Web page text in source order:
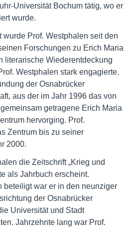
Universität Bochum tätig, wo er
wurde.
wurde Prof. Westphalen seit den
Forschungen zu Erich Maria
literarische Wiederentdeckung
Westphalen stark engagierte.
der Osnabrücker
aus der im Jahr 1996 das von
getragene Erich Maria
hervorging. Prof.
Zentrum bis zu seiner
2000.
die Zeitschrift „Krieg und
als Jahrbuch erscheint.
beteiligt war er in den neunziger
der Osnabrücker
Universität und Stadt
Jahrzehnte lang war Prof.